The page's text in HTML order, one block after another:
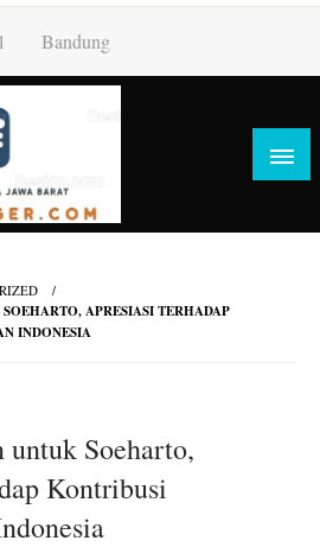
Bandung
APRESIASI TERHADAP
INDONESIA
untuk Soeharto,
Kontribusi